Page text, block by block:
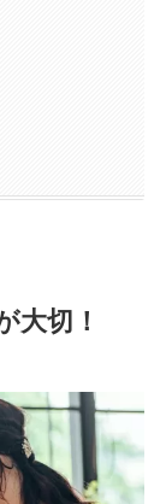
大切！